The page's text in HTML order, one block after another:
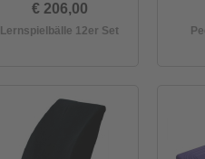
€ 206,00
Lernspielbälle 12er Set